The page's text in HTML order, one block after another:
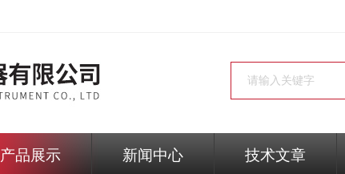
产品展示 新闻中心 技术文章